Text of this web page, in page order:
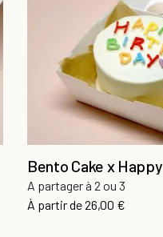
Bento Cake x Happy
A partager à 2 ou 3
À partir dePrix
26,00 €